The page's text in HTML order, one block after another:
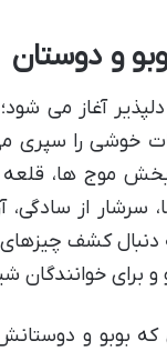
و دوستان
آغاز می
خوشی را سپری
بخش موج ها،
سرشار از
کشف
برای خوانندگان
که بوبو و